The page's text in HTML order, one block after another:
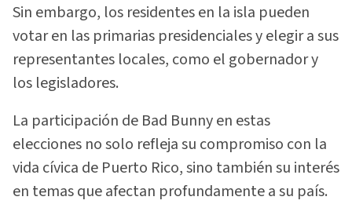
Sin embargo, los residentes en la isla pueden
votar en las primarias presidenciales y elegir a sus
representantes locales, como el gobernador y
los legisladores.
La participación de Bad Bunny en estas
elecciones no solo refleja su compromiso con la
vida cívica de Puerto Rico, sino también su interés
en temas que afectan profundamente a su país.